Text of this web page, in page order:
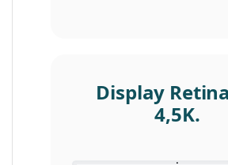
Display
4,5K.